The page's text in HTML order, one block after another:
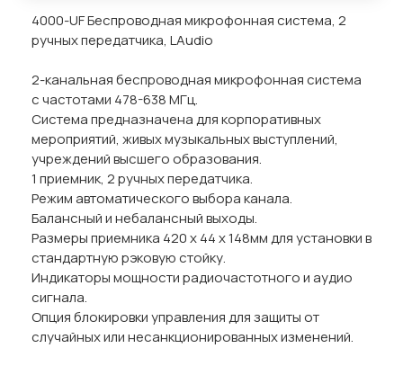
4000-UF Беспроводная микрофонная система, 2
ручных передатчика, LAudio
2-канальная беспроводная микрофонная система
с частотами 478-638 МГц.
Система предназначена для корпоративных
мероприятий, живых музыкальных выступлений,
учреждений высшего образования.
1 приемник, 2 ручных передатчика.
Режим автоматического выбора канала.
Балансный и небалансный выходы.
Размеры приемника 420 х 44 х 148мм для установки в
стандартную рэковую стойку.
Индикаторы мощности радиочастотного и аудио
сигнала.
Опция блокировки управления для защиты от
случайных или несанкционированных изменений.